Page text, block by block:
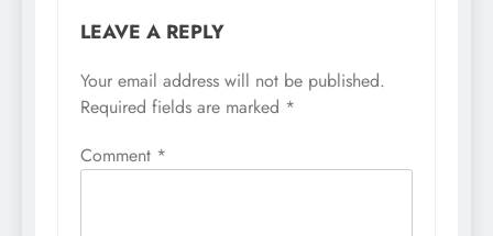
LEAVE A REPLY
Your email address will not be published.
Required fields are marked *
Comment *